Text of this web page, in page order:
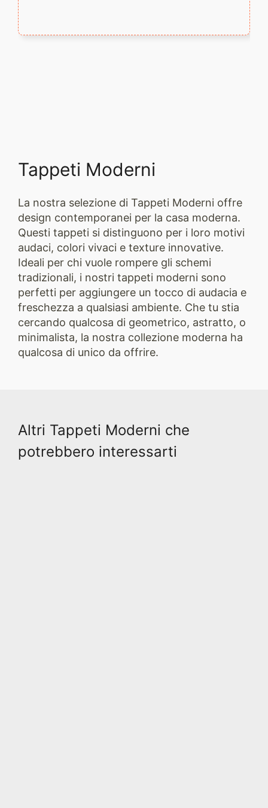
Tappeti Moderni
La nostra selezione di Tappeti Moderni offre
design contemporanei per la casa moderna.
Questi tappeti si distinguono per i loro motivi
audaci, colori vivaci e texture innovative.
Ideali per chi vuole rompere gli schemi
tradizionali, i nostri tappeti moderni sono
perfetti per aggiungere un tocco di audacia e
freschezza a qualsiasi ambiente. Che tu stia
cercando qualcosa di geometrico, astratto, o
minimalista, la nostra collezione moderna ha
qualcosa di unico da offrire.
Altri Tappeti Moderni che
potrebbero interessarti